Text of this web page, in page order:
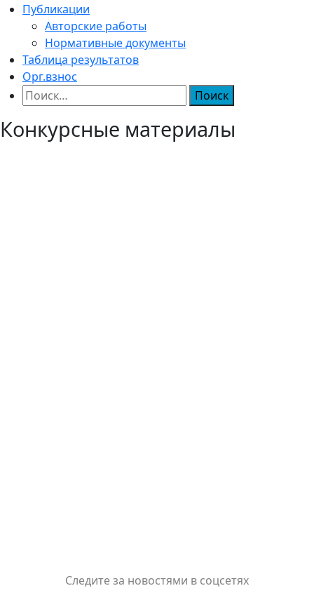
Публикации
Авторские работы
Нормативные документы
Таблица результатов
Орг.взнос
Найти:
Конкурсные материалы
Следите за новостями в соцсетях